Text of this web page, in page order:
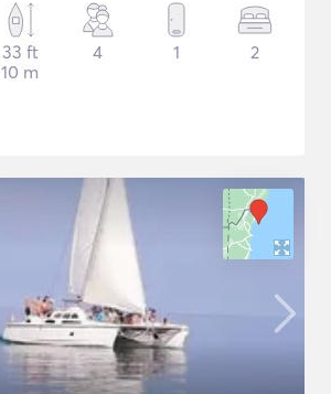
33 ft
10 m
4 1 2